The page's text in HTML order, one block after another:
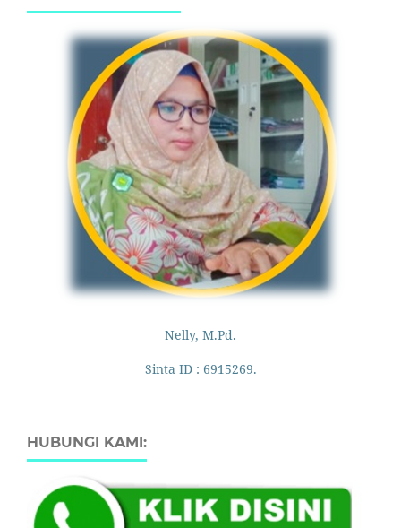
Nelly, M.Pd.
Sinta ID : 6915269.
HUBUNGI KAMI: